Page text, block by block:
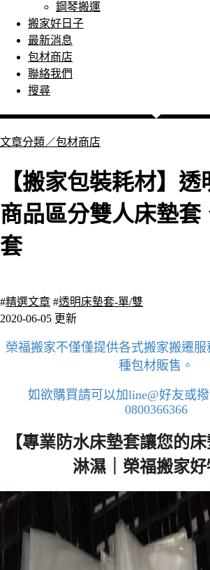
鋼琴搬運
搬家好日子
最新消息
包材商店
聯絡我們
搜尋
文章分類／包材商店
【搬家包裝耗材】
商品區分雙人床墊套
套
#精選文章 #透明床墊套-單/雙
2020-06-05 更新
榮福搬家不僅僅提供各式搬家搬遷
種包材販售。
如欲購買請可以加line@好友或
0800366366
【專業防水床墊套讓您的
淋濕｜榮福搬家好